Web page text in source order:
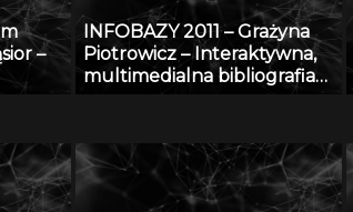
–
INFOBAZY 2011 – Grażyna
Piotrowicz – Interaktywna,
multimedialna bibliografia